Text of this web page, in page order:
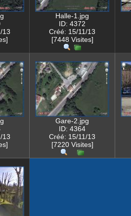
13
Halle-1.jpg
ID: 4372
Créé: 15/11/13
[7448 Visites]
13
Gare-2.jpg
ID: 4364
Créé: 15/11/13
[7220 Visites]